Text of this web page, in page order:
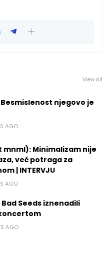
View all
njegovo je
AGO
mnml): Minimalizam nije
već potraga za
| INTERVJU
AGO
Seeds iznenadili
AGO